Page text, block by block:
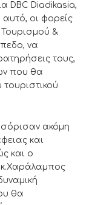
DBC Diadikasia,
αυτό, οι φορείς
&
να
τους,
που θα
τουριστικού
ακόμη
και
και ο
κ.Χαράλαμπος
θα